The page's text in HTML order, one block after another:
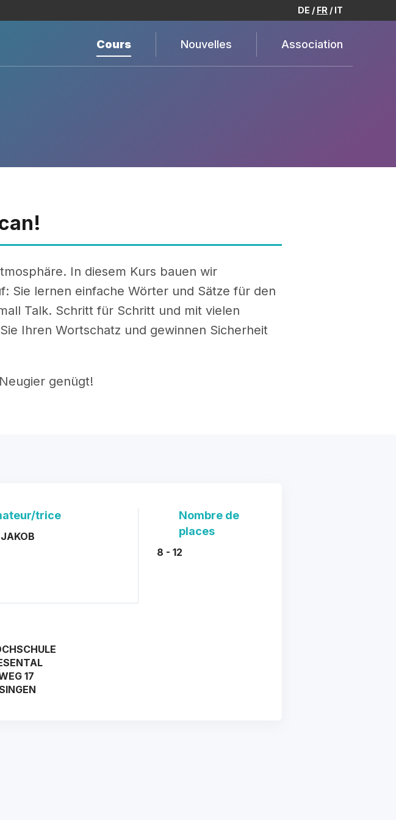
DE FR IT
Cours Nouvelles Association
In diesem Kurs bauen wir
Sie lernen einfache Wörter und Sätze für den
Talk. Schritt für Schritt und mit vielen
Ihren Wortschatz und gewinnen Sicherheit
genügt!
trice
Nombre de
places
8 - 12
17